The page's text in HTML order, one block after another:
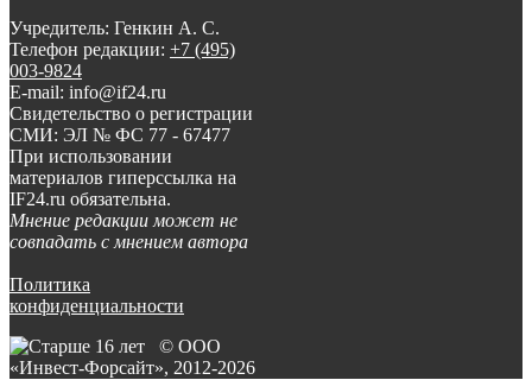
Учредитель: Генкин А. С.
Телефон редакции: +7 (495)
003-9824
E-mail: info@if24.ru
Свидетельство о регистрации
СМИ: ЭЛ № ФС 77 - 67477
При использовании
материалов гиперссылка на
IF24.ru обязательна.
Мнение редакции может не
совпадать с мнением автора
Политика
конфиденциальности
© ООО
«Инвест-Форсайт», 2012-2026